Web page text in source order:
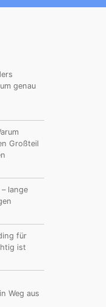
genau
Großteil
lange
für
ist
Weg aus